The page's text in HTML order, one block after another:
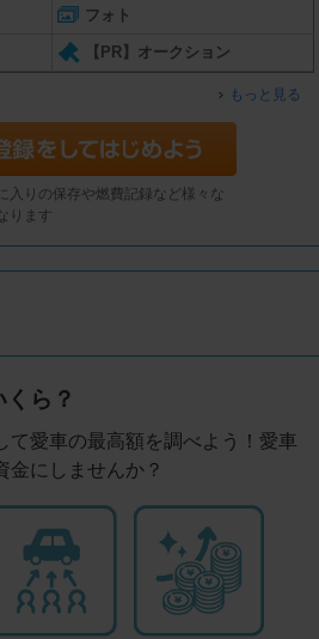
フォト
【PR】オークション
もっと見る
入りの保存や燃費記録など様々な
ります
ら？
て愛車の最高額を調べよう！愛車
金にしませんか？